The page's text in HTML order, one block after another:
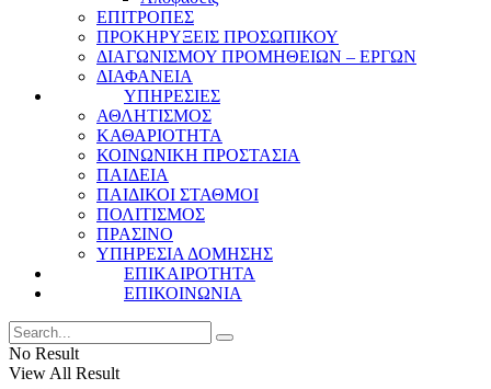
ΕΠΙΤΡΟΠΕΣ
ΠΡΟΚΗΡΥΞΕΙΣ ΠΡΟΣΩΠΙΚΟΥ
ΔΙΑΓΩΝΙΣΜΟΥ ΠΡΟΜΗΘΕΙΩΝ – ΕΡΓΩΝ
ΔΙΑΦΑΝΕΙΑ
ΥΠΗΡΕΣΙΕΣ
ΑΘΛΗΤΙΣΜΟΣ
ΚΑΘΑΡΙΟΤΗΤΑ
ΚΟΙΝΩΝΙΚΗ ΠΡΟΣΤΑΣΙΑ
ΠΑΙΔΕΙΑ
ΠΑΙΔΙΚΟΙ ΣΤΑΘΜΟΙ
ΠΟΛΙΤΙΣΜΟΣ
ΠΡΑΣΙΝΟ
ΥΠΗΡΕΣΙΑ ΔΟΜΗΣΗΣ
ΕΠΙΚΑΙΡΟΤΗΤΑ
ΕΠΙΚΟΙΝΩΝΙΑ
No Result
View All Result